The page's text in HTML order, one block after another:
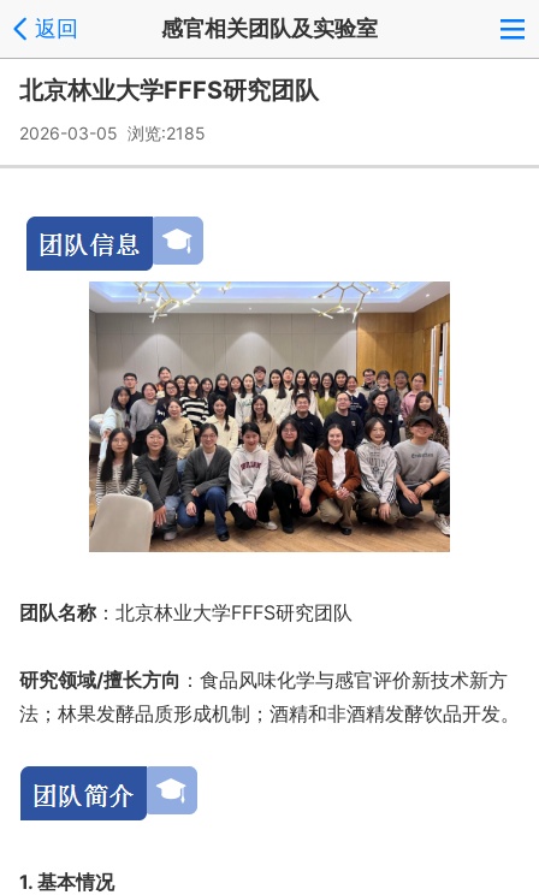
返回 感官相关团队及实验室
北京林业大学FFFS研究团队
2026-03-05 浏览:2185
团队名称 ：北京林业大学FFFS研究团队
研究领域/擅长方向 ：食品风味化学与感官评价新技术新方
法；林果发酵品质形成机制；酒精和非酒精发酵饮品开发。
1. 基本情况